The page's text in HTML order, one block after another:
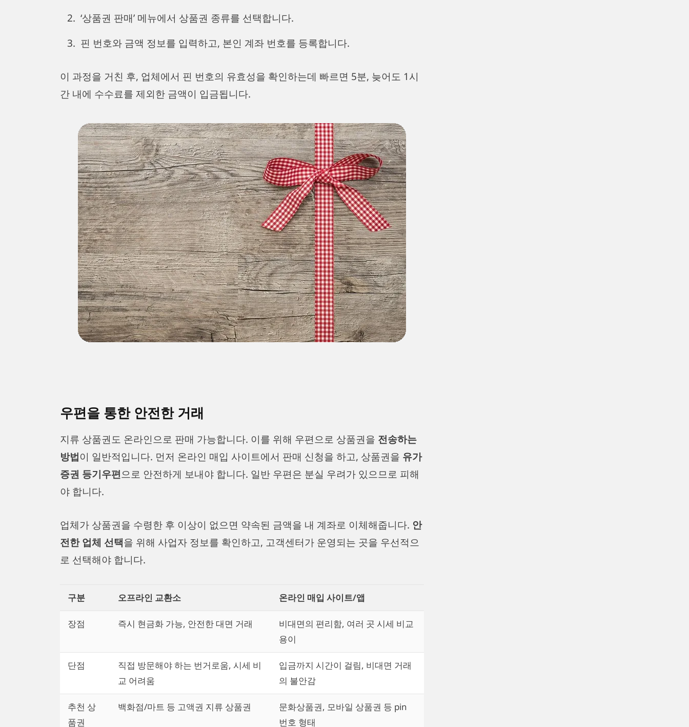
‘상품권 판매’ 메뉴에서 상품권 종류를 선택합니다.
핀 번호와 금액 정보를 입력하고, 본인 계좌 번호를 등록합니다.
이 과정을 거친 후, 업체에서 핀 번호의 유효성을 확인하는데 빠르면 5분, 늦어도 1시
간 내에 수수료를 제외한 금액이 입금됩니다.
우편을 통한 안전한 거래
지류 상품권도 온라인으로 판매 가능합니다. 이를 위해 우편으로 상품권을 전송하는
방법이 일반적입니다. 먼저 온라인 매입 사이트에서 판매 신청을 하고, 상품권을 유가
증권 등기우편으로 안전하게 보내야 합니다. 일반 우편은 분실 우려가 있으므로 피해
야 합니다.
업체가 상품권을 수령한 후 이상이 없으면 약속된 금액을 내 계좌로 이체해줍니다. 안
전한 업체 선택을 위해 사업자 정보를 확인하고, 고객센터가 운영되는 곳을 우선적으
로 선택해야 합니다.
구분 오프라인 교환소 온라인 매입 사이트/앱
장점 즉시 현금화 가능, 안전한 대면 거래
비대면의 편리함, 여러 곳 시세 비교
용이
단점
직접 방문해야 하는 번거로움, 시세 비
교 어려움
입금까지 시간이 걸림, 비대면 거래
의 불안감
추천 상
품권
백화점/마트 등 고액권 지류 상품권
문화상품권, 모바일 상품권 등 pin
번호 형태